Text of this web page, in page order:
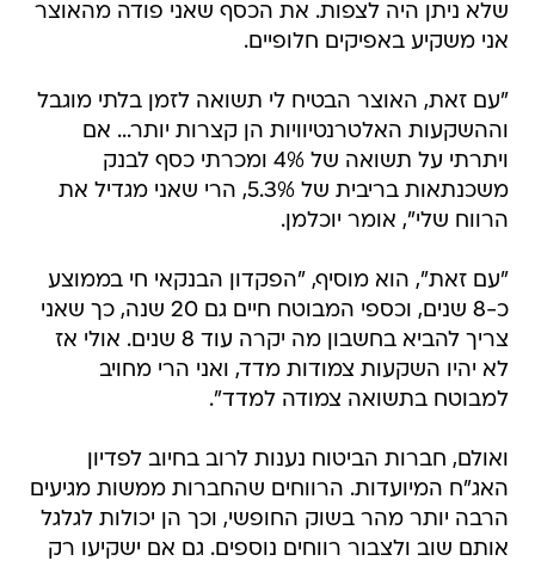
שלא ניתן היה לצפות. את הכסף שאני פודה מהאוצר
אני משקיע באפיקים חלופיים.
"עם זאת, האוצר הבטיח לי תשואה לזמן בלתי מוגבל
וההשקעות האלטרנטיוויות הן קצרות יותר... אם
ויתרתי על תשואה של 4% ומכרתי כסף לבנק
משכנתאות בריבית של 5.3%, הרי שאני מגדיל את
הרווח שלי", אומר יוכלמן.
"עם זאת", הוא מוסיף, "הפקדון הבנקאי חי בממוצע
כ-8 שנים, וכספי המבוטח חיים גם 20 שנה, כך שאני
צריך להביא בחשבון מה יקרה עוד 8 שנים. אולי אז
לא יהיו השקעות צמודות מדד, ואני הרי מחויב
למבוטח בתשואה צמודה למדד".
ואולם, חברות הביטוח נענות לרוב בחיוב לפדיון
האג"ח המיועדות. הרווחים שהחברות ממשות מגיעים
הרבה יותר מהר בשוק החופשי, וכך הן יכולות לגלגל
אותם שוב ולצבור רווחים נוספים. גם אם ישקיעו רק